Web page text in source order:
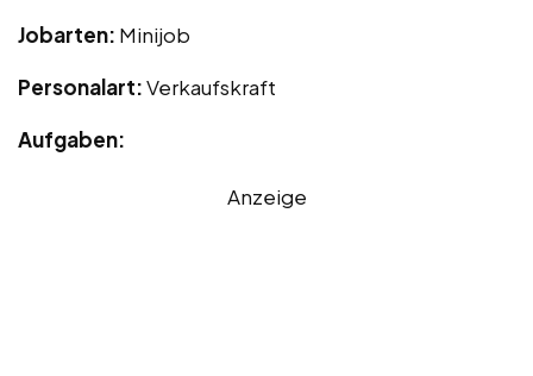
Jobarten: Minijob
Personalart:Verkaufskraft
Aufgaben:
Anzeige